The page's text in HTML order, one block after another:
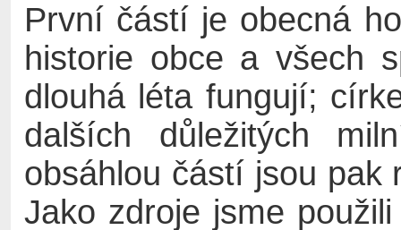
První částí je obecná
historie obce a všech
dlouhá léta fungují;
dalších důležitých
obsáhlou částí jsou pak
Jako zdroje jsme